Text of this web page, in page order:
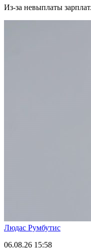
Из-за невыплаты зарплат.
Людас Румбутис
06.08.26 15:58